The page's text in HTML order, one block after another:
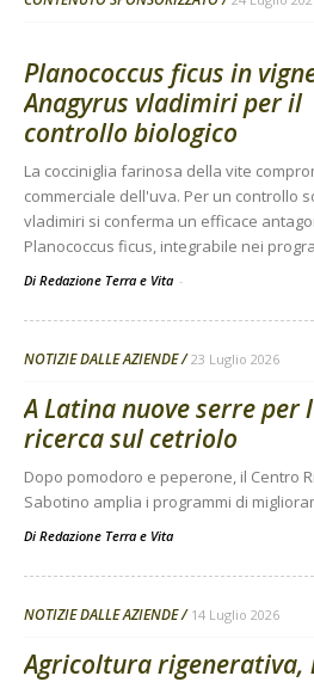
Planococcus ficus in
Anagyrus vladimiri per il
controllo biologico
La cocciniglia farinosa della vite
commerciale dell'uva. Per un controllo
vladimiri si conferma un efficace
Planococcus ficus, integrabile nei
Di Redazione Terra e Vita -
NOTIZIE DALLE AZIENDE 23 Luglio 2026
A Latina nuove serre per
ricerca sul cetriolo
Dopo pomodoro e peperone, il Centro
Sabotino amplia i programmi di
Di Redazione Terra e Vita
NOTIZIE DALLE AZIENDE 14 Luglio 2026
Agricoltura rigenerativa,